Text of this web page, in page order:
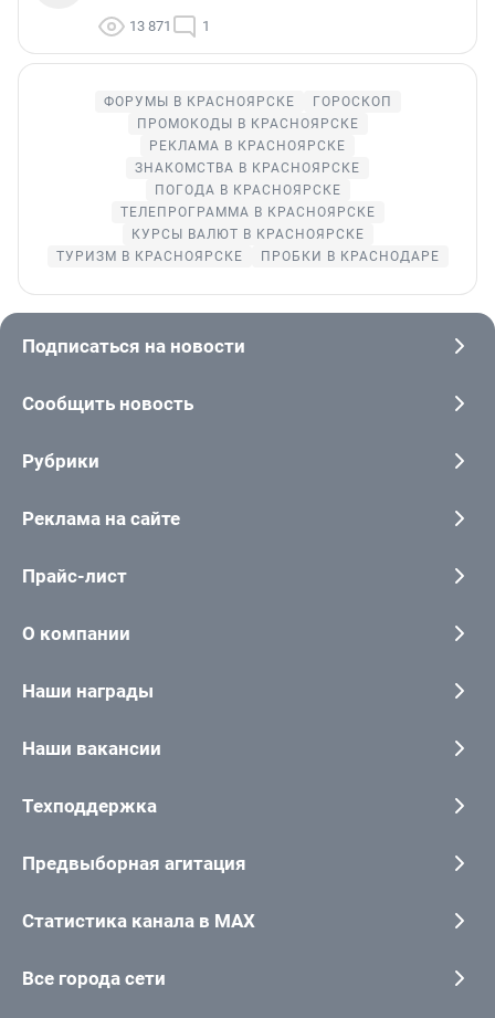
13 871 1
ФОРУМЫ В КРАСНОЯРСКЕ
ГОРОСКОП
ПРОМОКОДЫ В КРАСНОЯРСКЕ
РЕКЛАМА В КРАСНОЯРСКЕ
ЗНАКОМСТВА В КРАСНОЯРСКЕ
ПОГОДА В КРАСНОЯРСКЕ
ТЕЛЕПРОГРАММА В КРАСНОЯРСКЕ
КУРСЫ ВАЛЮТ В КРАСНОЯРСКЕ
ТУРИЗМ В КРАСНОЯРСКЕ
ПРОБКИ В КРАСНОДАРЕ
Подписаться на новости
Сообщить новость
Рубрики
Реклама на сайте
Прайс-лист
О компании
Наши награды
Наши вакансии
Техподдержка
Предвыборная агитация
Статистика канала в MAX
Все города сети